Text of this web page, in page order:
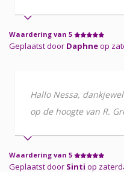
Waardering van 5
Geplaatst door Daphneop
Hallo Nessa,
op de hoogte van R.
Waardering van 5
Geplaatst door Sinti op